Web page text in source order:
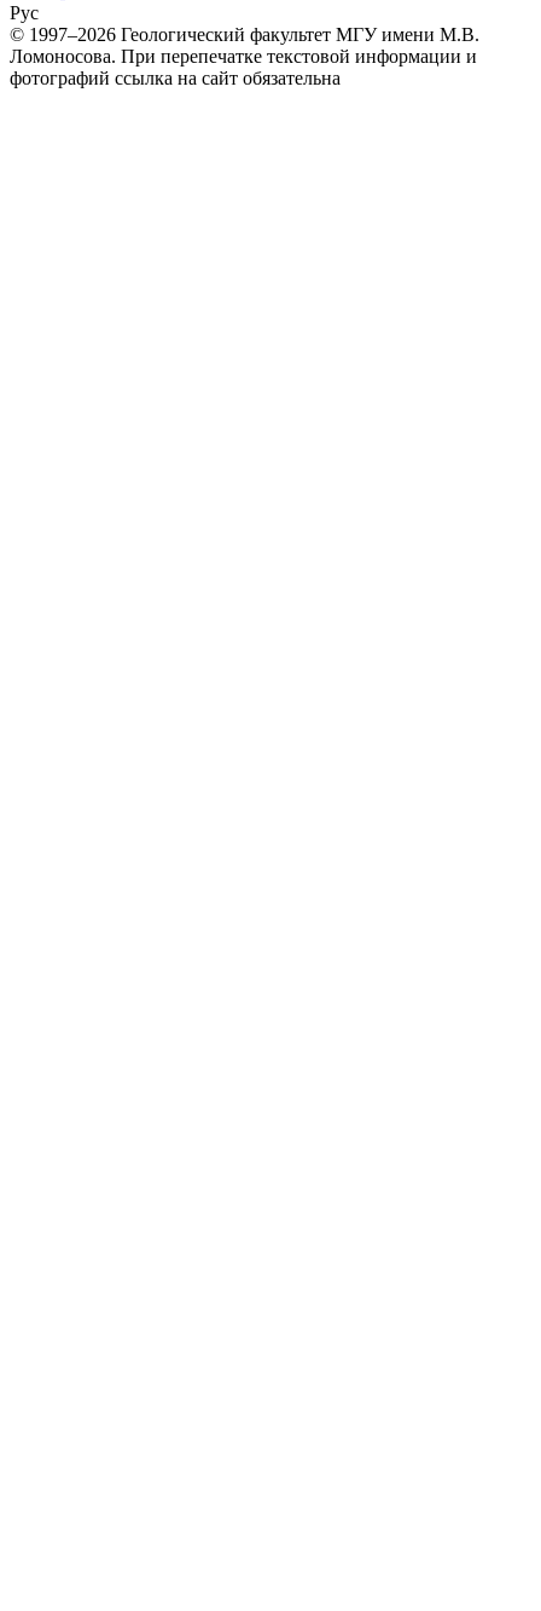
Рус
© 1997–2026 Геологический факультет МГУ имени М.В.
Ломоносова. При перепечатке текстовой информации и
фотографий ссылка на сайт обязательна